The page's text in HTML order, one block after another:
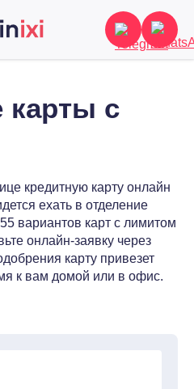
карты с
кредитную карту онлайн
ехать в отделение
вариантов карт с лимитом
онлайн-заявку через
карту привезет
к вам домой или в офис.